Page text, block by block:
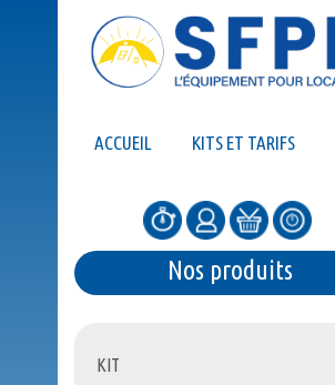
ACCUEIL KITS ET TARIFS
Nos produits
KIT